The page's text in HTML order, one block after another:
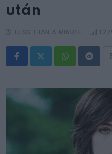
után
WhatsappReddit